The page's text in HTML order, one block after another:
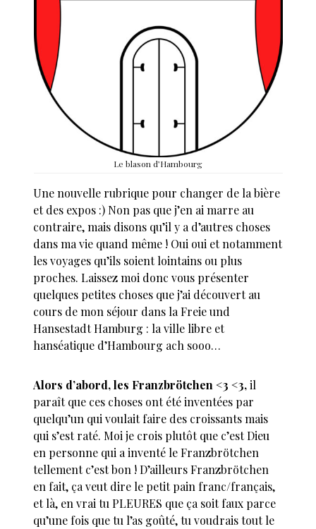
Le blason d’Hambourg
Une nouvelle rubrique pour changer de la bière
et des expos :) Non pas que j’en ai marre au
contraire, mais disons qu’il y a d’autres choses
dans ma vie quand même ! Oui oui et notamment
les voyages qu’ils soient lointains ou plus
proches. Laissez moi donc vous présenter
quelques petites choses que j’ai découvert au
cours de mon séjour dans laFreie und
Hansestadt Hamburg : la ville libre et
hanséatique d’Hambourg ach sooo…
Alors d’abord, les Franzbrötchen <3 <3,il
paraît que ces choses ont été inventées par
quelqu’un qui voulait faire des croissants mais
qui s’est raté. Moi je crois plutôt que c’est Dieu
en personne qui a inventé le Franzbrötchen
tellement c’est bon ! D’ailleurs Franzbrötchen
en fait, ça veut dire le petit pain franc/français,
et là, en vrai tu PLEURES que ça soit faux parce
qu’une fois que tu l’as goûté, tu voudrais tout le